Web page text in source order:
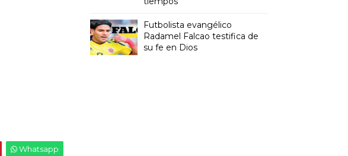
Whatsapp
Futbolista evangélico
Radamel Falcao testifica de
su fe en Dios